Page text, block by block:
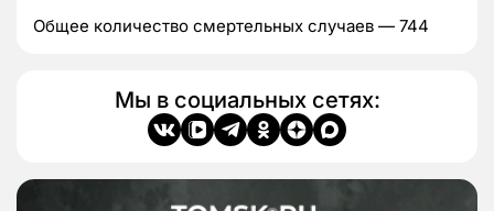
Общее количество смертельных случаев — 744
Мы в социальных сетях: